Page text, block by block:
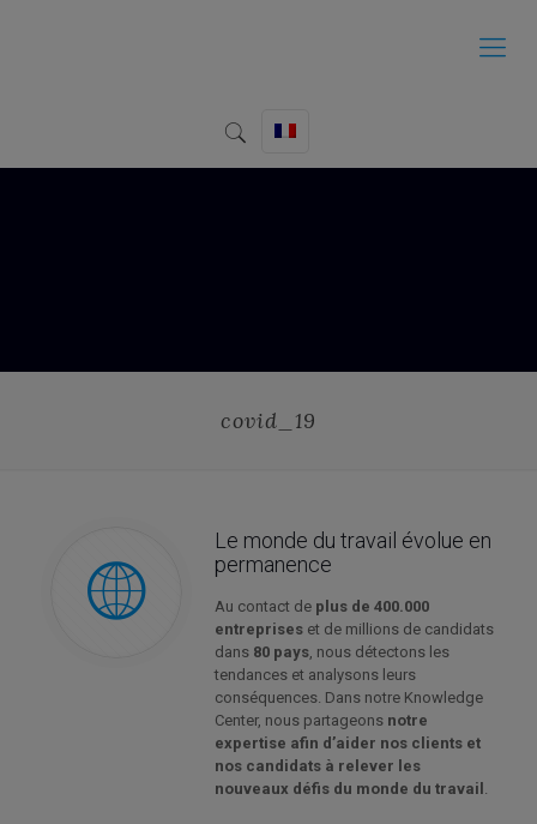
covid_19
Le monde du travail évolue en
permanence
Au contact de plus de 400.000
entrepriseset de millions de candidats
dans 80 pays, nous détectons les
tendances et analysons leurs
conséquences. Dans notre Knowledge
Center, nous partageons notre
expertise afin d’aider nos clients et
nos candidats à relever les
nouveaux défis du monde du travail .